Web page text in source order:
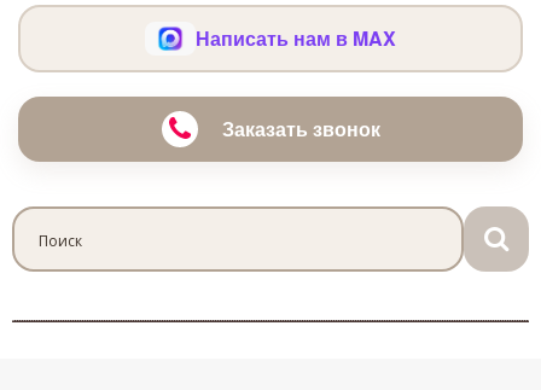
Написать нам в MAX
Заказать звонок